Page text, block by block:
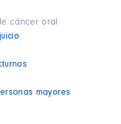
cáncer oral
mayores